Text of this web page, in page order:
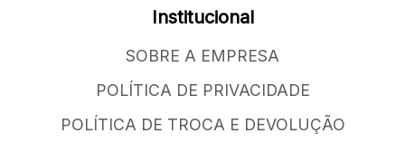
Institucional
SOBRE A EMPRESA
POLÍTICA DE PRIVACIDADE
POLÍTICA DE TROCA E DEVOLUÇÃO